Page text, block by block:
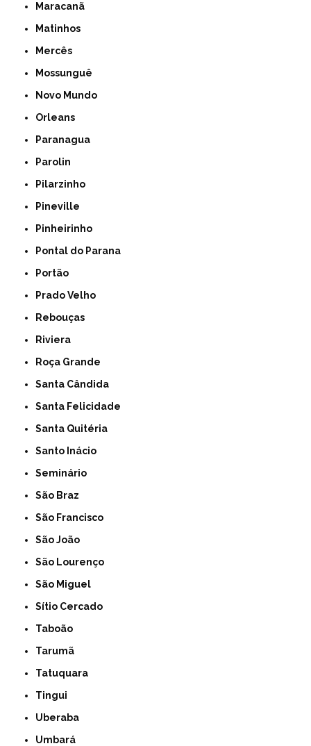
Maracanã
Matinhos
Mercês
Mossunguê
Novo Mundo
Orleans
Paranagua
Parolin
Pilarzinho
Pineville
Pinheirinho
Pontal do Parana
Portão
Prado Velho
Rebouças
Riviera
Roça Grande
Santa Cândida
Santa Felicidade
Santa Quitéria
Santo Inácio
Seminário
São Braz
São Francisco
São João
São Lourenço
São Miguel
Sítio Cercado
Taboão
Tarumã
Tatuquara
Tingui
Uberaba
Umbará